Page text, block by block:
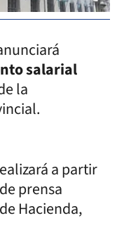
salarial
la
a partir
prensa
Hacienda,